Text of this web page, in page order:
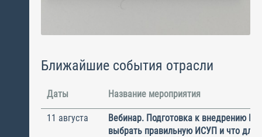
Ближайшие события отрасли
Даты Название мероприятия
11 августа
Вебинар. Подготовка к внедрению
выбрать правильную ИСУП и что для